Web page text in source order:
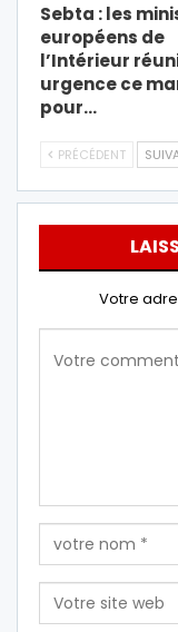
Sebta : les
européens de
l’Intérieur
urgence ce
pour…
PRÉCÉDENT
Votre